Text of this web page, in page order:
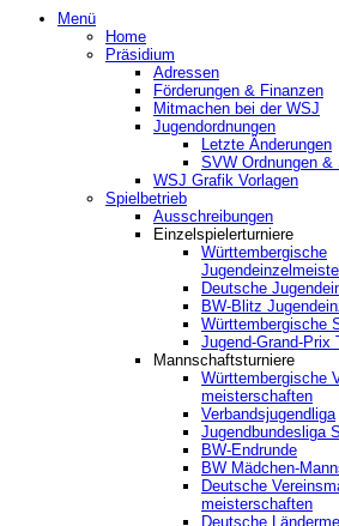
Menü
Home
Präsidium
Adressen
Förderungen & Finanzen
Mitmachen bei der WSJ
Jugendordnungen
Letzte Änderungen
SVW Ordnungen &
WSJ Grafik Vorlagen
Spielbetrieb
Ausschreibungen
Einzelspielerturniere
Württembergische
Deutsche
BW-Blitz
Württembergische
Jugend-Grand-Prix
Mannschaftsturniere
Württembergische
meisterschaften
Verbandsjugendliga
Jugendbundesliga
BW-Endrunde
BW Mädchen-
Deutsche
meisterschaften
Deutsche